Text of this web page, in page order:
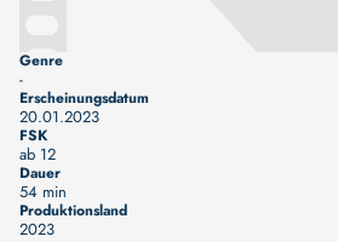
Genre
-
Erscheinungsdatum
20.01.2023
FSK
ab 12
Dauer
54 min
Produktionsland
2023